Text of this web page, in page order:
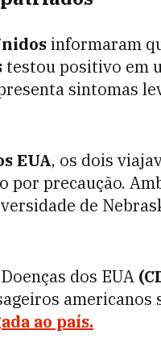
informaram
testou positivo em
sintomas
EUA, os dois
por precaução.
de
dos EUA
americanos
ao país.